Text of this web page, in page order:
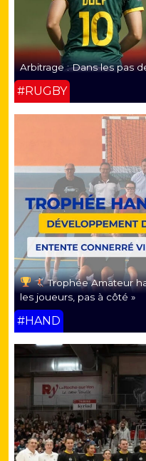
Arbitrage : Dans les pas
#RUGBY
Trophée Amateur
les joueurs, pas à côté »
#HAND